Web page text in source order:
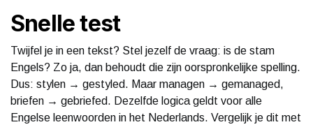
Snelle test
Twijfel je in een tekst? Stel jezelf de vraag: is de stam
Engels? Zo ja, dan behoudt die zijn oorspronkelijke spelling.
Dus: stylen → gestyled. Maar managen → gemanaged,
briefen → gebriefed. Dezelfde logica geldt voor alle
Engelse leenwoorden in het Nederlands. Vergelijk je dit met